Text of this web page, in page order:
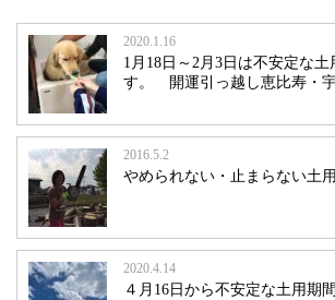
2020.1.16
1月18日～2月3日は不安定な土
す。 開運引っ越し恵比寿・
2016.5.2
やめられない・止まらない土
2020.4.14
４月16日から不安定な土用期